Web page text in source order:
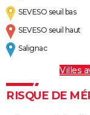
SEVESO seuil bas
SEVESO seuil haut
Salignac
Villes
RISQUE DE